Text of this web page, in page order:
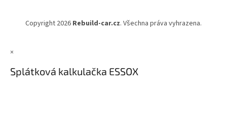
Copyright 2026 Rebuild-car.cz. Všechna práva vyhrazena.
×
Splátková kalkulačka ESSOX